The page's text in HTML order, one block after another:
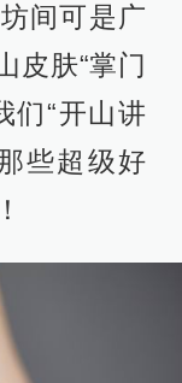
间可是广
皮肤“掌门
们“开山讲
些超级好